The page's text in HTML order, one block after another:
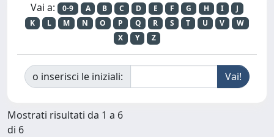
Vai a: 0-9 A B C D E F G H I
J
K
L M N O P Q R S T U V
W
X
Y Z
o inserisci le iniziali:
Mostrati risultati da 1 a 6
di 6